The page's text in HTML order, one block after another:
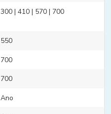
300 | 410 | 570 | 700
550
700
700
Ano